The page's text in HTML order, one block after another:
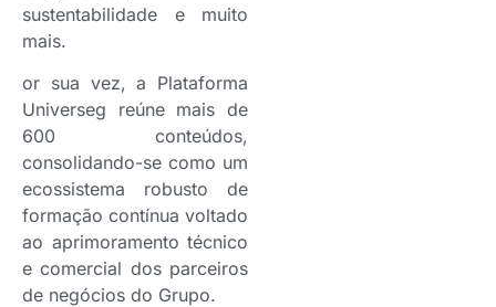
sustentabilidade e muito
mais.
or sua vez, a Plataforma
Universeg reúne mais de
600 conteúdos,
consolidando-se como um
ecossistema robusto de
formação contínua voltado
ao aprimoramento técnico
e comercial dos parceiros
de negócios do Grupo.